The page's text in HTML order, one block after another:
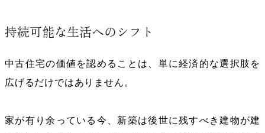
持続可能な生活へのシフト
中古住宅の価値を認めることは、単に経済的な選択肢を
広げるだけではありません。
家が有り余っている今、新築は後世に残すべき建物が建